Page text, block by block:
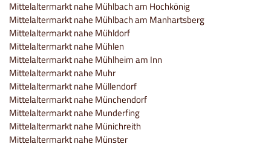
Mittelaltermarkt nahe Mühlbach am Hochkönig
Mittelaltermarkt nahe Mühlbach am Manhartsberg
Mittelaltermarkt nahe Mühldorf
Mittelaltermarkt nahe Mühlen
Mittelaltermarkt nahe Mühlheim am Inn
Mittelaltermarkt nahe Muhr
Mittelaltermarkt nahe Müllendorf
Mittelaltermarkt nahe Münchendorf
Mittelaltermarkt nahe Munderfing
Mittelaltermarkt nahe Münichreith
Mittelaltermarkt nahe Münster